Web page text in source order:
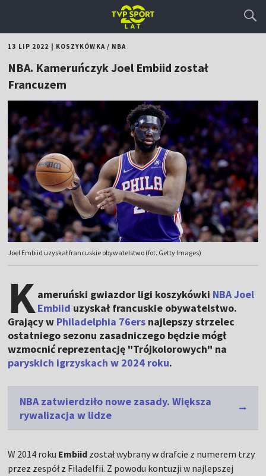
13 LIP 2022 KOSZYKÓWKA/ NBA
NBA. Kameruńczyk Joel Embiid został
Francuzem
Joel Embiid uzyskał francuskie obywatelstwo (fot. Getty Images)
Kameruński gwiazdor ligi koszykówki NBAJoel
Embiid uzyskał francuskie obywatelstwo.
Grający w Philadelphia 76ers najlepszy strzelec
ostatniego sezonu zasadniczego będzie mógł
wzmocnić reprezentację "Trójkolorowych" na
paryskich igrzyskach w 2024 roku.
NBA zatwierdziło nowe zasady. Większa
rywalizacja w lidze
W 2014 roku Embiid został wybrany w drafcie z numerem trzy
przez zespół z Filadelfii. Z powodu kontuzji w najlepszej